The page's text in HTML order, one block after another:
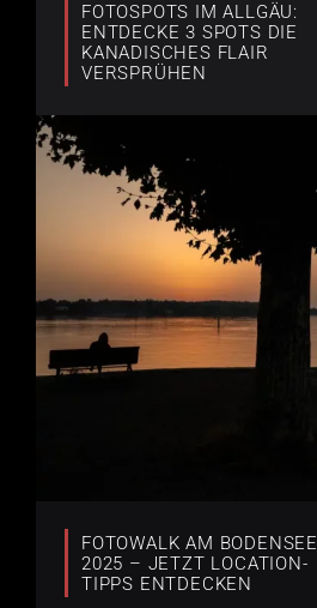
FOTOSPOTS IM ALLGÄU:
ENTDECKE 3 SPOTS DIE
KANADISCHES FLAIR
VERSPRÜHEN
FOTOWALK AM BODENSEE
2025 – JETZT LOCATION-
TIPPS ENTDECKEN